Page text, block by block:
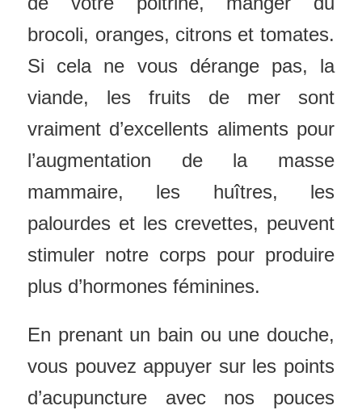
brocoli, oranges, citrons et tomates.
Si cela ne vous dérange pas, la
viande, les fruits de mer sont
vraiment d’excellents aliments pour
l’augmentation de la masse
mammaire, les huîtres, les
palourdes et les crevettes, peuvent
stimuler notre corps pour produire
plus d’hormones féminines.
En prenant un bain ou une douche,
vous pouvez appuyer sur les points
d’acupuncture avec nos pouces